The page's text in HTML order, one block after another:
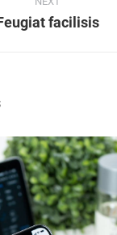
Next
facilisis